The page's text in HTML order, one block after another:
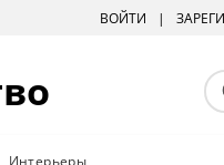
ВОЙТИ
Интерьеры